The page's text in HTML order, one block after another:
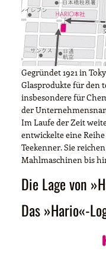
Gegründet 1921 in
Glasprodukte für den
insbesondere für
der
Im Laufe der Zeit
entwickelte eine
Teekenner. Sie
Mahlmaschinen bis
Die Lage von
Das »Hario«-